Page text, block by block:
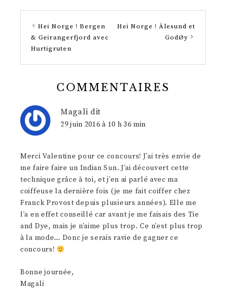
Hei Norge ! Bergen
& Geirangerfjord avec
Hurtigruten
Hei Norge ! Ålesund et
GodØy
COMMENTAIRES
Magali dit
29 juin 2016 à 10 h 36 min
Merci Valentine pour ce concours! J’ai très envie de
me faire faire un Indian Sun. J’ai découvert cette
technique grâce à toi, et j’en ai parlé avec ma
coiffeuse la dernière fois (je me fait coiffer chez
Franck Provost depuis plusieurs années). Elle me
l’a en effet conseillé car avant je me faisais des Tie
and Dye, mais je n’aime plus trop. Ce n’est plus trop
à la mode… Donc je serais ravie de gagner ce
concours!
Bonne journée,
Magali